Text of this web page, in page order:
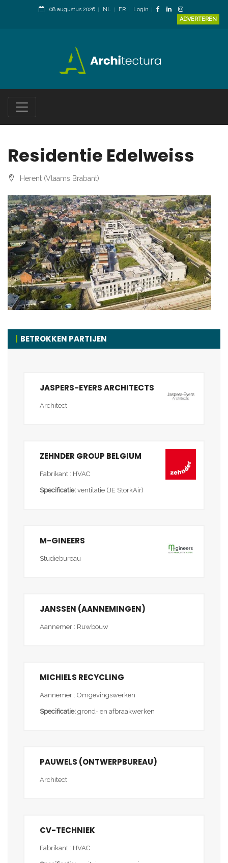
08 augustus 2026 NL FR
Login
ADVERTEREN
Residentie Edelweiss
Herent (Vlaams Brabant)
BETROKKEN PARTIJEN
JASPERS-EYERS ARCHITECTS
Architect
ZEHNDER GROUP BELGIUM
Fabrikant : HVAC
Specificatie: ventilatie (JE StorkAir)
M-GINEERS
Studiebureau
JANSSEN (AANNEMINGEN)
Aannemer : Ruwbouw
MICHIELS RECYCLING
Aannemer : Omgevingswerken
Specificatie: grond- en afbraakwerken
PAUWELS (ONTWERPBUREAU)
Architect
CV-TECHNIEK
Fabrikant : HVAC